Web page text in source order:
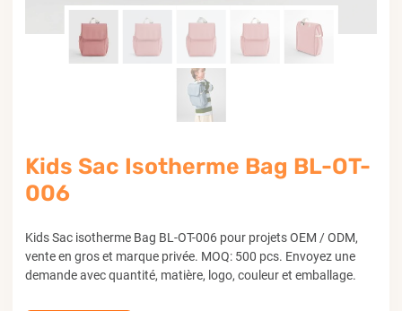
Kids Sac Isotherme Bag BL-OT-
006
Kids Sac isotherme Bag BL-OT-006 pour projets OEM / ODM,
vente en gros et marque privée. MOQ: 500 pcs. Envoyez une
demande avec quantité, matière, logo, couleur et emballage.